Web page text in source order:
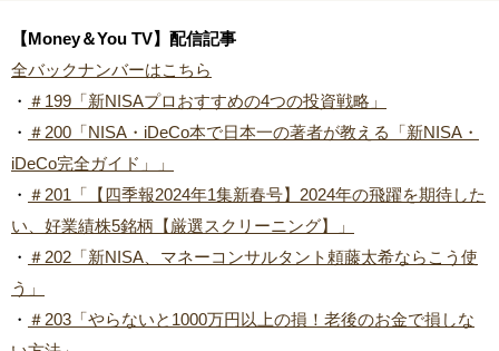
【Money＆You TV】配信記事
全バックナンバーはこちら
・ ＃199「新NISAプロおすすめの4つの投資戦略」
・ ＃200「NISA・iDeCo本で日本一の著者が教える「新NISA・
iDeCo完全ガイド」」
・ ＃201「【四季報2024年1集新春号】2024年の飛躍を期待した
い、好業績株5銘柄【厳選スクリーニング】」
・ ＃202「新NISA、マネーコンサルタント頼藤太希ならこう使
う」
・ ＃203「やらないと1000万円以上の損！老後のお金で損しな